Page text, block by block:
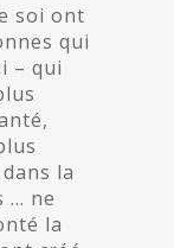
soi ont
qui
– qui
la
… ne
la